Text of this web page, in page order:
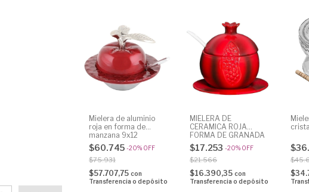
Mielera de aluminio
roja en forma de
manzana 9x12
$60.745 -20% OFF
$75.931
$57.707,75 con
Transferencia o depósito
MIELERA DE
CERAMICA ROJA
FORMA DE GRANADA
9 cm con cucharita
$17.253 -20% OFF
$21.566
$16.390,35 con
Transferencia o depósito